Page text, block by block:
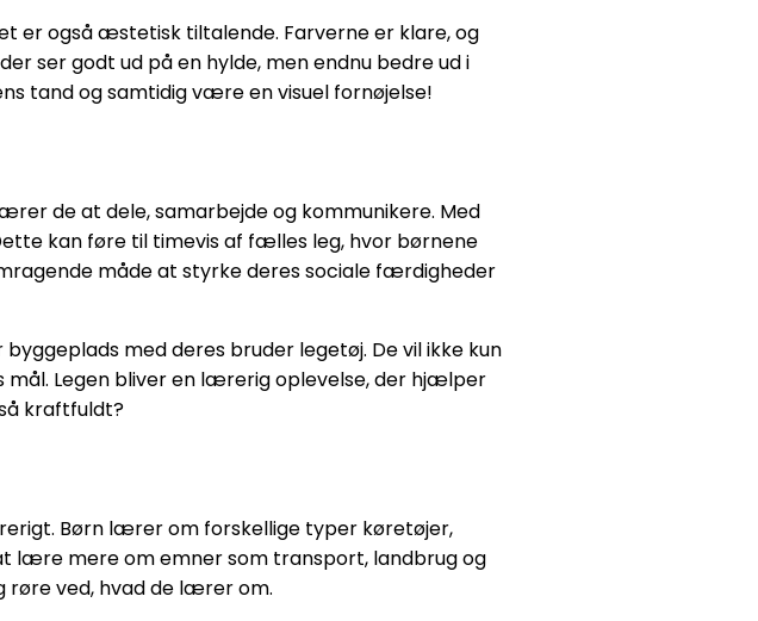
er også æstetisk tiltalende. Farverne er klare, og
ser godt ud på en hylde, men endnu bedre ud i
tand og samtidig være en visuel fornøjelse!
de at dele, samarbejde og kommunikere. Med
kan føre til timevis af fælles leg, hvor børnene
måde at styrke deres sociale færdigheder
med deres bruder legetøj. De vil ikke kun
Legen bliver en lærerig oplevelse, der hjælper
kraftfuldt?
Børn lærer om forskellige typer køretøjer,
lære mere om emner som transport, landbrug og
røre ved, hvad de lærer om.